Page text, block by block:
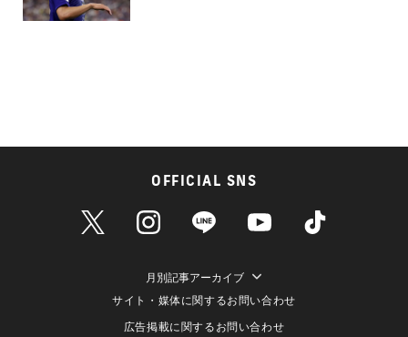
OFFICIAL SNS
月別記事アーカイブ
サイト・媒体に関するお問い合わせ
広告掲載に関するお問い合わせ